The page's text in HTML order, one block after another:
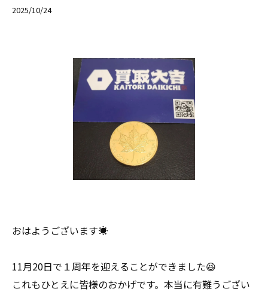
2025/10/24
おはようございます☀
11月20日で１周年を迎えることができました😆
これもひとえに皆様のおかげです。本当に有難うござい